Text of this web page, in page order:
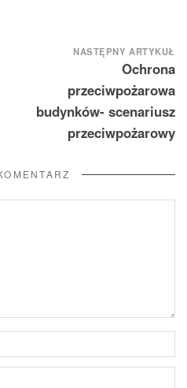
NASTĘPNY ARTYKUŁ
Ochrona
przeciwpożarowa
budynków- scenariusz
przeciwpożarowy